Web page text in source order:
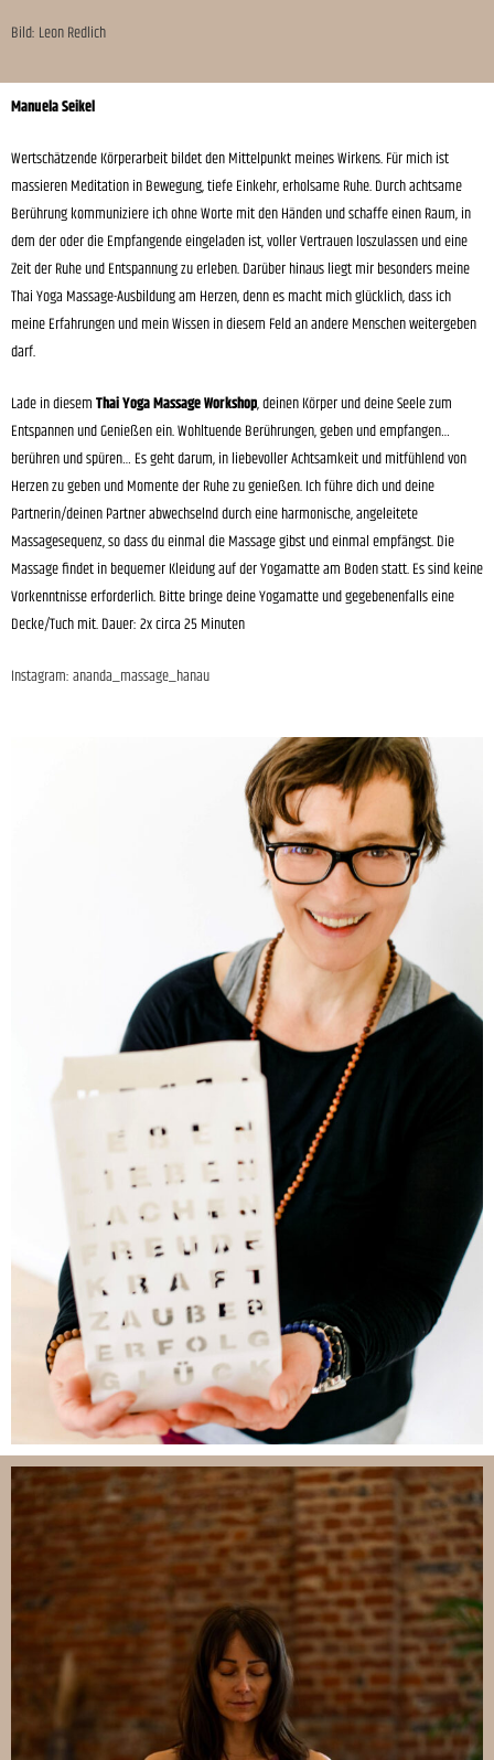
Bild: Leon Redlich
ManuelaSeikel
Wertschätzende Körperarbeit bildet den Mittelpunkt meines Wirkens. Für mich ist
massieren Meditation in Bewegung, tiefe Einkehr, erholsame Ruhe. Durch achtsame
Berührung kommuniziere ich ohne Worte mit den Händen und schaffe einen Raum, in
dem der oder die Empfangende eingeladen ist, voller Vertrauen loszulassen und eine
Zeit der Ruhe und Entspannung zu erleben. Darüber hinaus liegt mir besonders meine
Thai Yoga Massage-Ausbildung am Herzen, denn es macht mich glücklich, dass ich
meine Erfahrungen und mein Wissen in diesem Feld an andere Menschen weitergeben
darf.
Lade in diesemThai Yoga Massage Workshop, deinen Körper und deine Seele zum
Entspannen und Genießen ein. Wohltuende Berührungen, geben und empfangen…
berühren und spüren… Es geht darum, in liebevoller Achtsamkeit und mitfühlend von
Herzen zu geben und Momente der Ruhe zu genießen. Ich führe dich und deine
Partnerin/deinen Partner abwechselnd durch eine harmonische, angeleitete
Massagesequenz, so dass du einmal die Massage gibst und einmal empfängst. Die
Massage findet in bequemer Kleidung auf der Yogamatte am Boden statt. Es sind keine
Vorkenntnisse erforderlich. Bitte bringe deine Yogamatte und gegebenenfalls eine
Decke/Tuch mit. Dauer: 2x circa 25 Minuten
Instagram: ananda_massage_hanau